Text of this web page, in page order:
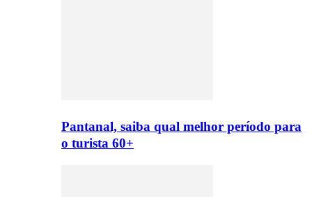
Pantanal, saiba qual melhor período para
o turista 60+